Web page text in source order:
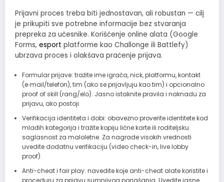
Prijavni proces treba biti jednostavan, ali robustan — cilj
je prikupiti sve potrebne informacije bez stvaranja
prepreka za učesnike. Korišćenje online alata (Google
Forms, esport platforme kao Challonge ili Battlefy)
ubrzava proces i olakšava praćenje prijava.
Formular prijave: tražite ime igrača, nick, platformu, kontakt
(e‑mail/telefon), tim (ako se prijavljuju kao tim) i opcionalno
proof of skill (rang/elo). Jasno istaknite pravila i naknadu za
prijavu, ako postoji.
Verifikacija identiteta i dobi: obavezno proverite identitete kod
mlađih kategorija i tražite kopiju lične karte ili roditeljsku
saglasnost za maloletne. Za nagrade visokih vrednosti
uvedite dodatnu verifikaciju (video check-in, live lobby
proof).
Anti-cheat i fair play: navedite koje anti-cheat alate koristite i